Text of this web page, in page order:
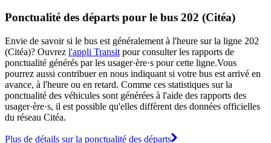
Ponctualité des départs pour le bus 202 (Citéa)
Envie de savoir si le bus est généralement à l'heure sur la ligne 202
(Citéa)? Ouvrez l'appli Transit pour consulter les rapports de
ponctualité générés par les usager·ère·s pour cette ligne.Vous
pourrez aussi contribuer en nous indiquant si votre bus est arrivé en
avance, à l'heure ou en retard. Comme ces statistiques sur la
ponctualité des véhicules sont générées à l'aide des rapports des
usager·ère·s, il est possible qu'elles diffèrent des données officielles
du réseau Citéa.
Plus de détails sur la ponctualité des départs